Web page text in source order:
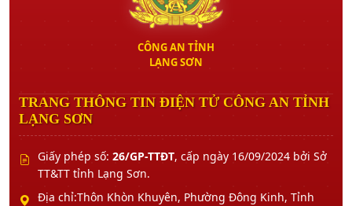
CÔNG AN TỈNH
LẠNG SƠN
TRANG THÔNG TIN ĐIỆN TỬ CÔNG AN TỈNH
LẠNG SƠN
Giấy phép số: 26/GP-TTĐT, cấp ngày 16/09/2024 bởi Sở
TT&TT tỉnh Lạng Sơn.
Địa chỉ:Thôn Khòn Khuyên, Phường Đông Kinh, Tỉnh